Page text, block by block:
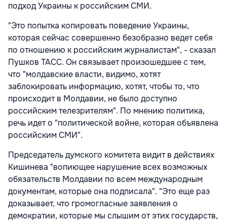
подход Украины к российским СМИ.
"Это попытка копировать поведение Украины,
которая сейчас совершенно безобразно ведет себя
по отношению к российским журналистам", - сказал
Пушков ТАСС. Он связывает произошедшее с тем,
что "молдавские власти, видимо, хотят
заблокировать информацию, хотят, чтобы то, что
происходит в Молдавии, не было доступно
российским телезрителям". По мнению политика,
речь идет о "политической войне, которая объявлена
российским СМИ".
Председатель думского комитета видит в действиях
Кишинева "вопиющее нарушение всех возможных
обязательств Молдавии по всем международным
документам, которые она подписала". "Это еще раз
доказывает, что громогласные заявления о
демократии, которые мы слышим от этих государств,